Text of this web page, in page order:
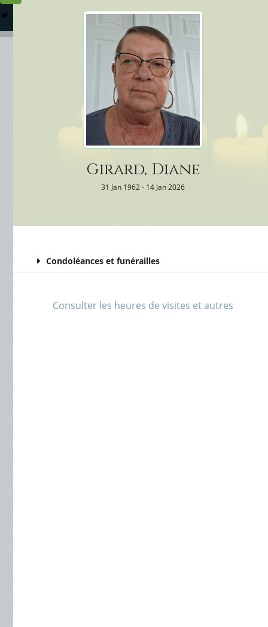
Columbarium
Services Funéraires
Girard, Diane
31 Jan 1962 - 14 Jan 2026
Condoléances et funérailles
Consulter les heures de visites et autres